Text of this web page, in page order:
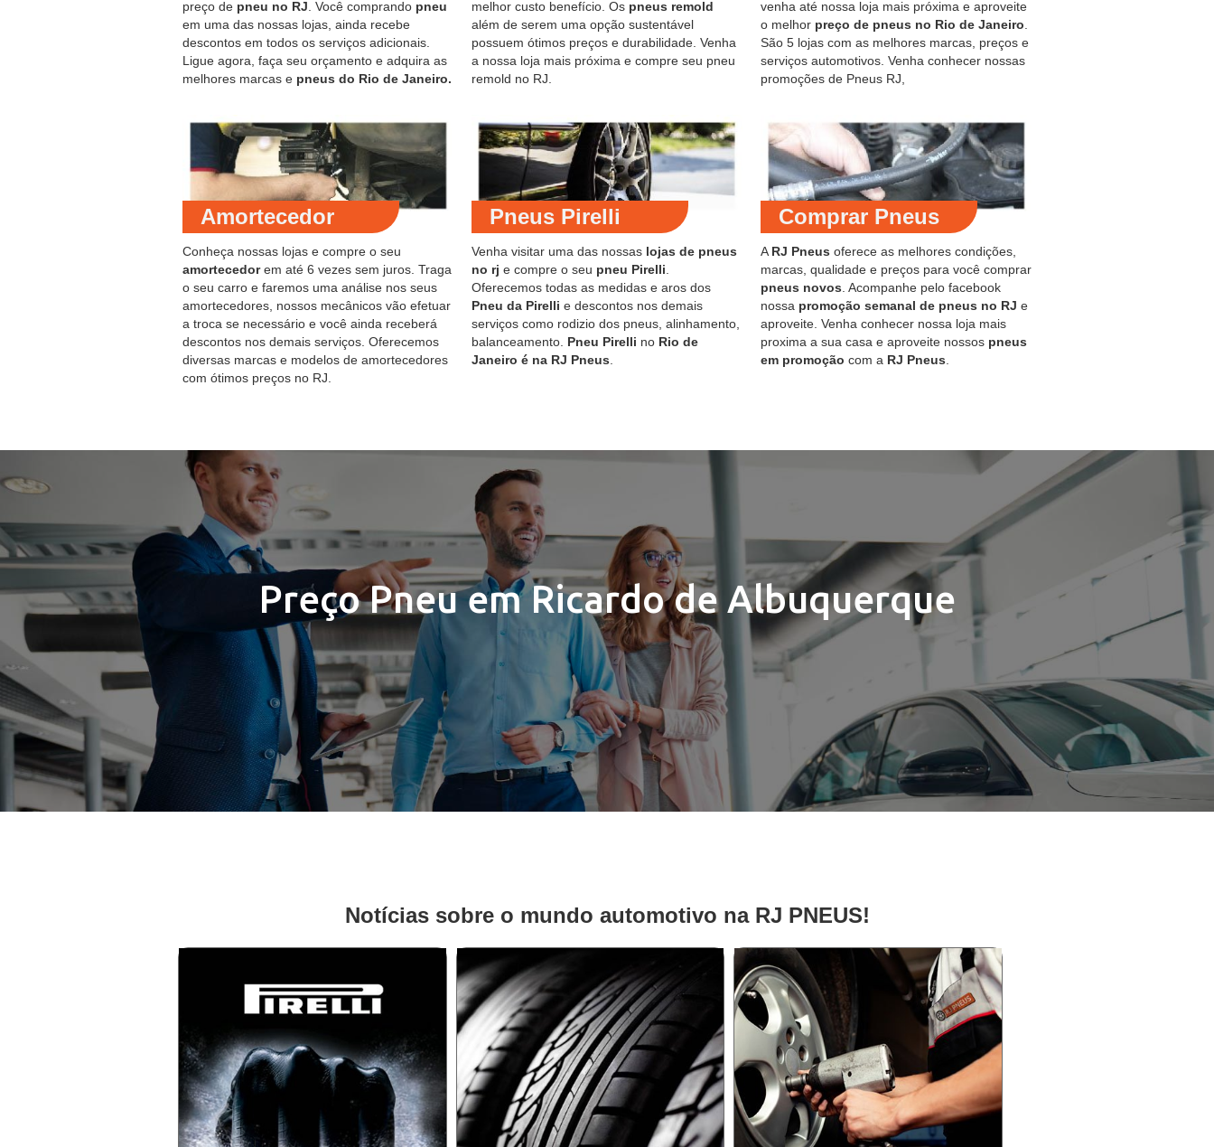
preço de pneu no RJ. Você comprando pneu
em uma das nossas lojas, ainda recebe
descontos em todos os serviços adicionais.
Ligue agora, faça seu orçamento e adquira as
melhores marcas e pneus do Rio de Janeiro.
melhor custo benefício. Os pneus remold
além de serem uma opção sustentável
possuem ótimos preços e durabilidade. Venha
a nossa loja mais próxima e compre seu pneu
remold no RJ.
venha até nossa loja mais próxima e aproveite
o melhor preço de pneus no Rio de Janeiro.
São 5 lojas com as melhores marcas, preços e
serviços automotivos. Venha conhecer nossas
promoções de Pneus RJ,
Amortecedor
Conheça nossas lojas e compre o seu
amortecedorem até 6 vezes sem juros. Traga
o seu carro e faremos uma análise nos seus
amortecedores, nossos mecânicos vão efetuar
a troca se necessário e você ainda receberá
descontos nos demais serviços. Oferecemos
diversas marcas e modelos de amortecedores
com ótimos preços no RJ.
Pneus Pirelli
Venha visitar uma das nossas lojas de pneus
no rj e compre o seu pneu Pirelli
Oferecemos todas as medidas e aros dos
Pneu da Pirelli e descontos nos demais
serviços como rodizio dos pneus, alinhamento,
balanceamento. Pneu Pirelli no Rio de
Janeiro é na RJ Pneus
Comprar Pneus
A RJ Pneus oferece as melhores condições,
marcas, qualidade e preços para você comprar
pneus novos . Acompanhe pelo facebook
nossa promoção semanal de pneus no RJ e
aproveite. Venha conhecer nossa loja mais
proxima a sua casa e aproveite nossos pneus
em promoção com a RJ Pneus
Preço Pneu em Ricardo de Albuquerque
Notícias sobre o mundo automotivo na RJ PNEUS!